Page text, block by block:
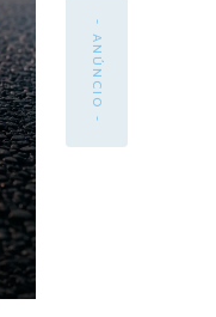
- ANÚNCIO -